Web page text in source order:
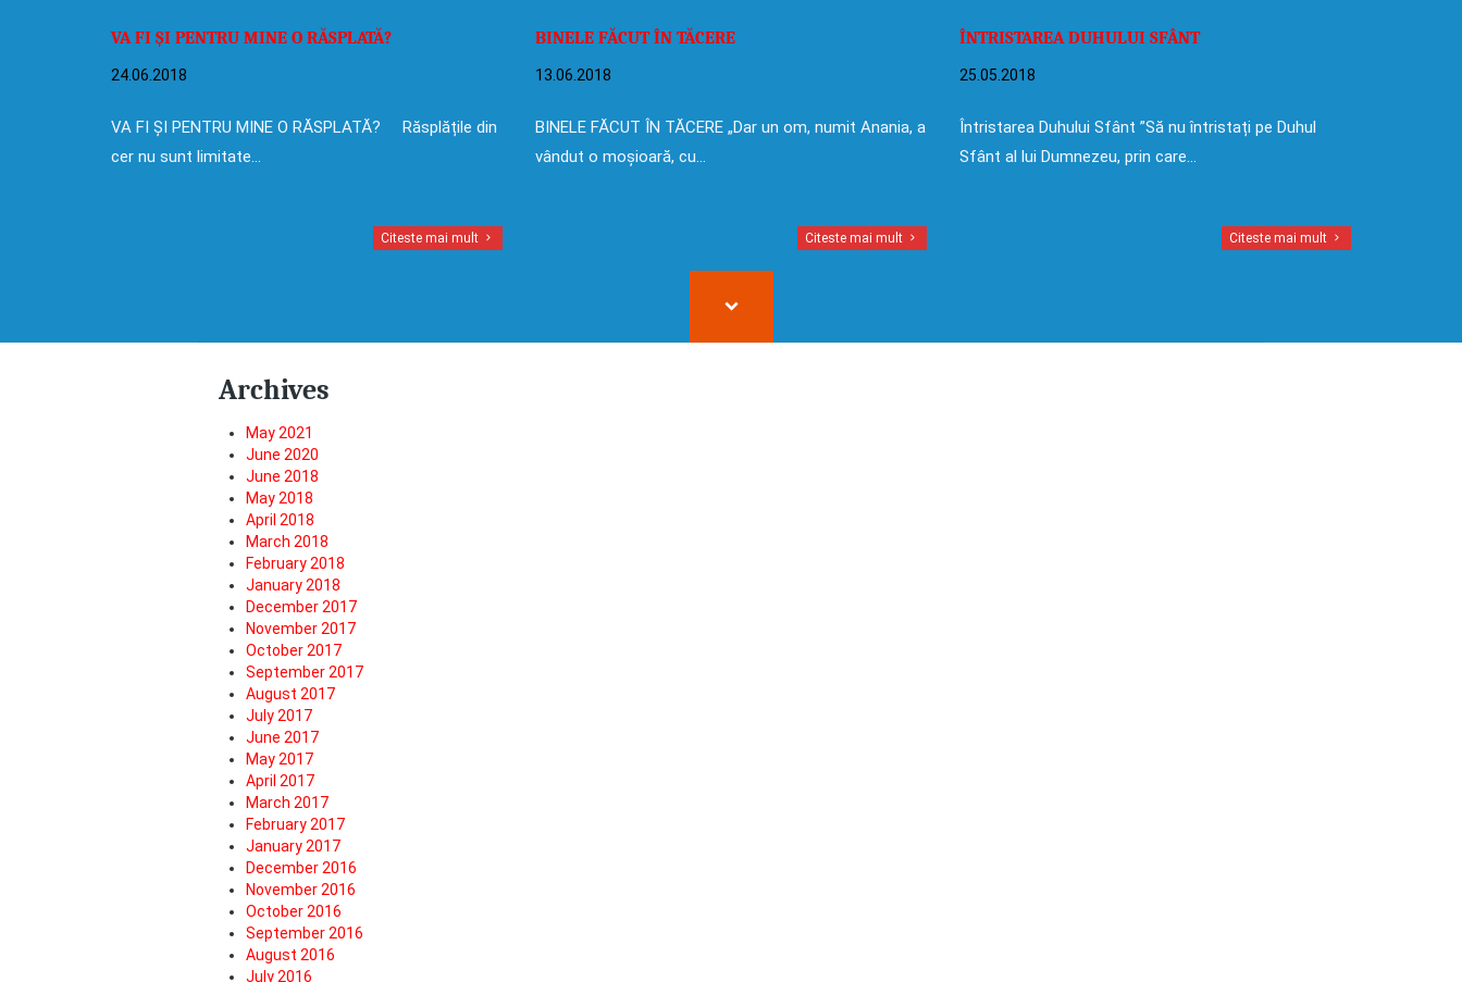
VA FI ȘI PENTRU MINE O RĂSPLATĂ?
24.06.2018
VA FI ȘI PENTRU MINE O RĂSPLATĂ? Răsplățile din
cer nu sunt limitate…
Citeste mai mult
BINELE FĂCUT ÎN TĂCERE
13.06.2018
BINELE FĂCUT ÎN TĂCERE „Dar un om, numit Anania, a
vândut o moșioară, cu…
Citeste mai mult
ÎNTRISTAREA DUHULUI SFÂNT
25.05.2018
Întristarea Duhului Sfânt ”Să nu întristați pe Duhul
Sfânt al lui Dumnezeu, prin care…
Citeste mai mult
Archives
May 2021
June 2020
June 2018
May 2018
April 2018
March 2018
February 2018
January 2018
December 2017
November 2017
October 2017
September 2017
August 2017
July 2017
June 2017
May 2017
April 2017
March 2017
February 2017
January 2017
December 2016
November 2016
October 2016
September 2016
August 2016
July 2016